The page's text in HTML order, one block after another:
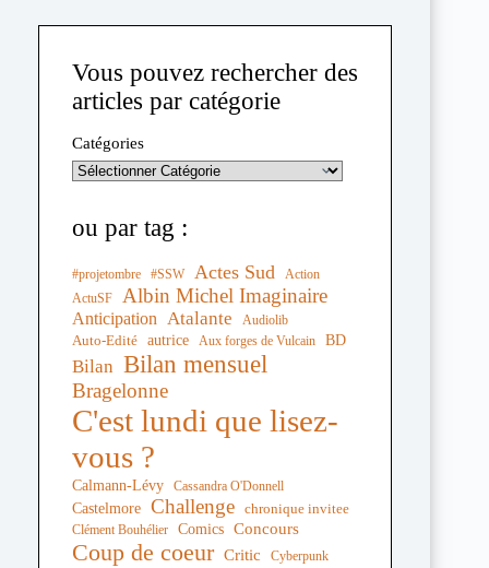
Vous pouvez rechercher des
articles par catégorie
Catégories
ou par tag :
#projetombre #SSW Actes Sud
Action
ActuSF
Albin Michel Imaginaire
Anticipation Atalante Audiolib
Auto-Edité autrice Aux forges de Vulcain BD
Bilan Bilan mensuel
Bragelonne
C'est lundi que lisez-
vous ?
Calmann-Lévy Cassandra O'Donnell
Castelmore Challenge chronique invitee
Clément Bouhélier Comics Concours
Coup de coeur Critic
Cyberpunk